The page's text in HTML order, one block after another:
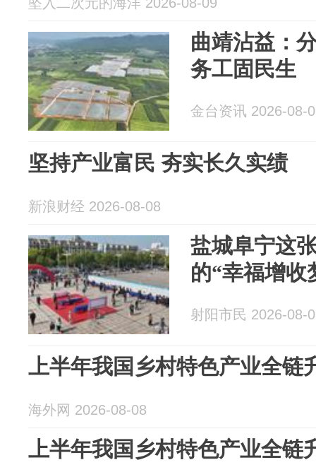
曲靖沾益：
务工固民生
金台资讯 2026-08-
坚持产业富民 夯实长久实绩
新浪财经 2026-08-08
盐城阜宁这
的“幸福增收
射阳市民 2026-08-
上半年我国乡村特色产业全链
海外网 2026-08-08
上半年我国乡村特色产业全链